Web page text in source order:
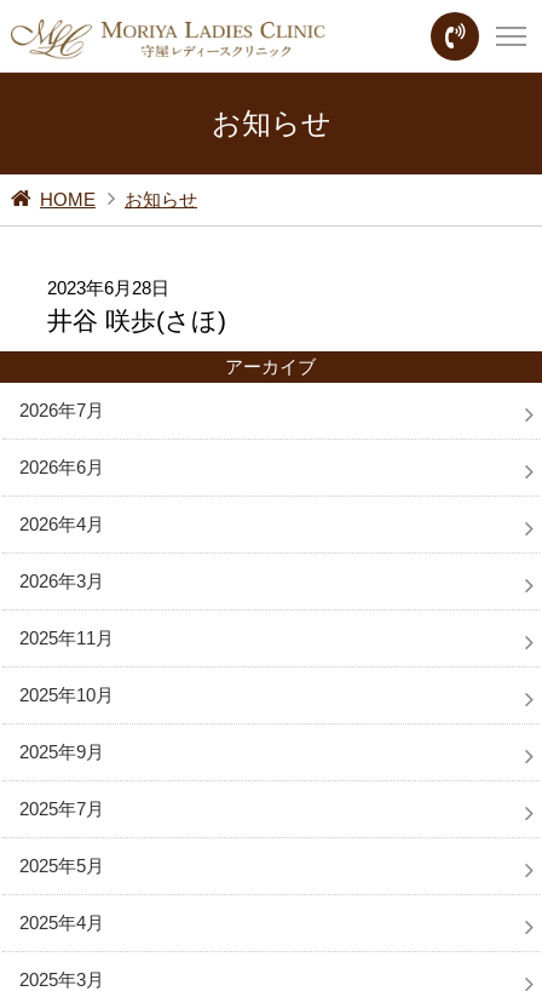
お知らせ
HOME お知らせ
2023年6月28日
井谷 咲歩(さほ)
アーカイブ
2026年7月
2026年6月
2026年4月
2026年3月
2025年11月
2025年10月
2025年9月
2025年7月
2025年5月
2025年4月
2025年3月